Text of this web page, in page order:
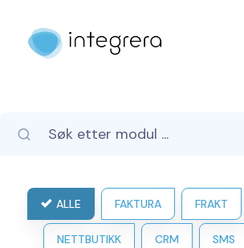
ALLE FAKTURA FRAKT
NETTBUTIKK CRM SMS